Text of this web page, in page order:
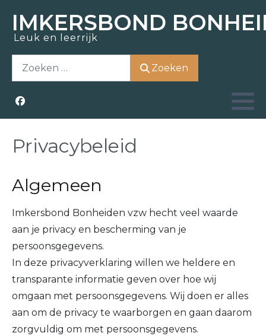
IMKERSBOND
Leuk en leerrijk
Zoeken
Privacybeleid
Algemeen
Imkersbond Bonheiden vzw hecht veel waarde
aan je privacy en bescherming van je
persoonsgegevens.
In deze privacyverklaring willen we heldere en
transparante informatie geven over hoe wij
omgaan met persoonsgegevens. Wij doen er alles
aan om de privacy te waarborgen en gaan daarom
zorgvuldig om met persoonsgegevens.
Honing kopen
Zwermen scheppen
Raad van bestuur
Kerntaken
Weetjes
Links